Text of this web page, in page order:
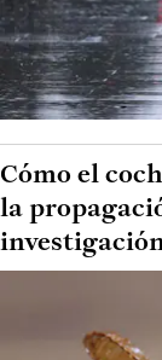
Cómo el
la